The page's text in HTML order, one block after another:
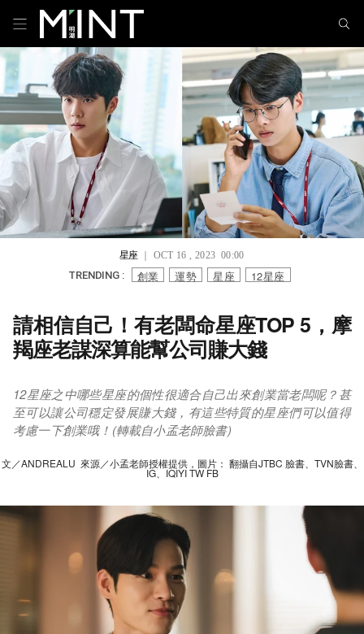
星座｜ OCT 16 , 2023 00:00
TRENDING : 創業 運勢 星座 12星座
請相信自己！有老闆命星座TOP 5，摩
羯座老謀深算能幫公司賺大錢
12星座之中哪些星座的個性很適合自己出來創業當老闆呢？甚
至可以讓公司穩定發展賺大錢，有這些特質的星座們可以值得
考慮一下創業哦！(轉載自小孟老師臉書)
文／ANDREALU 來源／小孟老師授權提供，圖片： 翻攝自JTBC 臉書、TVN臉書、
IG、IQIYI TW FB